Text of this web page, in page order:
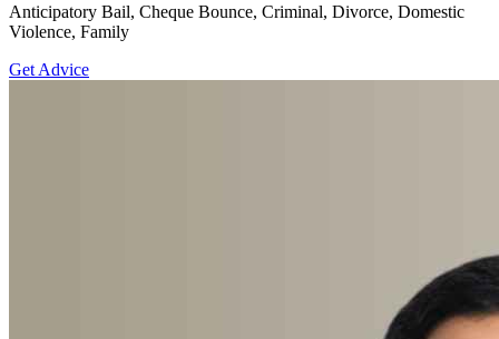
Anticipatory Bail, Cheque Bounce, Criminal, Divorce, Domestic
Violence, Family
Get Advice